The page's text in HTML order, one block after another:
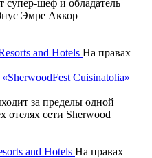
супер-шеф и обладатель
Эмре Аккор
and Hotels На правах
Cuisinatolia»
за пределы одной
отелях сети Sherwood
and Hotels На правах